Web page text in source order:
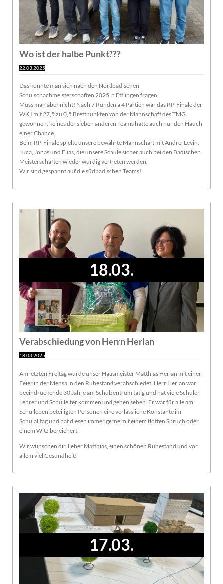
Wo ist der halbe Punkt???
22.03.2025
Das könnte man sich nach den Nordbadischen
Schulschachmeisterschaften 2025 in Ettlingen fragen.
Muss man aber nicht! Nach 7 Runden à 4 Partien war das RP-Finale der
WK I mit 27,5 zu 0,5 Brettpunkten von der Mannschaft des TMG
gewonnen, keines der sieben anderen Teams hatte auch nur den Hauch
einer Chance.
Beim RP-Finale spielte unsere bewährte Mannschaft mit Andre, Levin,
Luca, Jonas und Elias, die unsere Schule sicher auch bei den Badischen
Meisterschaften wieder würdig vertreten werden.
Wir sind gespannt auf die südbadischen Teams!
18.03.
Verabschiedung von Herrn Herlan
18.03.2025
Am letzten Freitag wurde unser Hausmeister Matthias Herlan mit einer
Feier in der Mensa in den Ruhestand verabschiedet. Herr Herlan war
beeindruckende 30 Jahre am Schulzentrum tätig und hat viele Schüler,
Lehrer und Schulleiter kommen und gehen sehen. Er war für alle am
Schulleben beteiligten Personen eine verlässliche Konstante im
Schulalltag und hat diesen immer gerne mit einem flotten Spruch oder
einem Witz bereichert.
Wir wünschen dir, lieber Matthias, einen schönen Ruhestand und vor
allem viel Gesundheit!
17.03.